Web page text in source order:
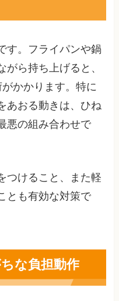
す。フライパンや鍋
がら持ち上げると、
かかります。特に
あおる動きは、ひね
悪の組み合わせで
つけること、また軽
とも有効な対策で
な負担動作